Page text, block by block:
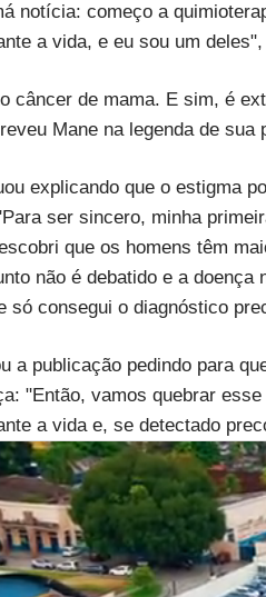
notícia: começo a
a vida, e eu sou um
câncer de mama. E sim, é
Mane na legenda de sua
explicando que o estigma
ser sincero, minha
que os homens têm
não é debatido e a
só consegui o diagnóstico
a publicação pedindo para
"Então, vamos quebrar
a vida e, se detectado